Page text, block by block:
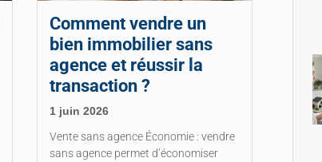
Comment vendre un
bien immobilier sans
agence et réussir la
transaction ?
1 juin 2026
Vente sans agence Économie : vendre
sans agence permet d’économiser